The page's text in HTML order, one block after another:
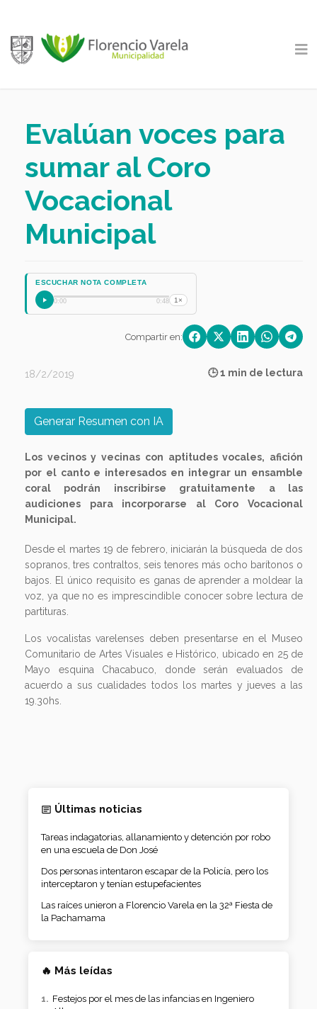
Evalúan voces para
sumar al Coro
Vocacional
Municipal
ESCUCHAR NOTA COMPLETA
0:00 0:48 1×
Compartir en:
18/2/2019 🕒 1 min de lectura
Generar Resumen con IA
Los vecinos y vecinas con aptitudes vocales, afición
por el canto e interesados en integrar un ensamble
coral podrán inscribirse gratuitamente a las
audiciones para incorporarse al Coro Vocacional
Municipal.
Desde el martes 19 de febrero, iniciarán la búsqueda de dos
sopranos, tres contraltos, seis tenores más ocho barítonos o
bajos. El único requisito es ganas de aprender a moldear la
voz, ya que no es imprescindible conocer sobre lectura de
partituras.
Los vocalistas varelenses deben presentarse en el Museo
Comunitario de Artes Visuales e Histórico, ubicado en 25 de
Mayo esquina Chacabuco, donde serán evaluados de
acuerdo a sus cualidades todos los martes y jueves a las
19.30hs.
Últimas noticias
Tareas indagatorias, allanamiento y detención por robo
en una escuela de Don José
Dos personas intentaron escapar de la Policía, pero los
interceptaron y tenían estupefacientes
Las raíces unieron a Florencio Varela en la 32ª Fiesta de
la Pachamama
🔥 Más leídas
Festejos por el mes de las infancias en Ingeniero